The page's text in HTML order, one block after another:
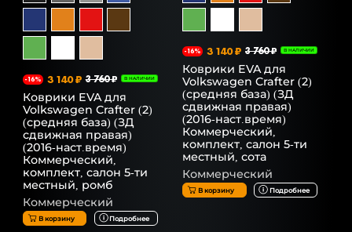
-16% 3 140 ₽ 3 760 ₽ В НАЛИЧИИ
Коврики EVA для
Volkswagen Crafter (2)
(средняя база) (ЗД
сдвижная правая)
(2016-наст.время)
Коммерческий,
комплект, салон 5-ти
местный, ромб
Коммерческий
В корзину Подробнее
-16% 3 140 ₽ 3 760 ₽ В НАЛИЧИИ
Коврики EVA для
Volkswagen Crafter (2)
(средняя база) (ЗД
сдвижная правая)
(2016-наст.время)
Коммерческий,
комплект, салон 5-ти
местный, сота
Коммерческий
В корзину Подробнее